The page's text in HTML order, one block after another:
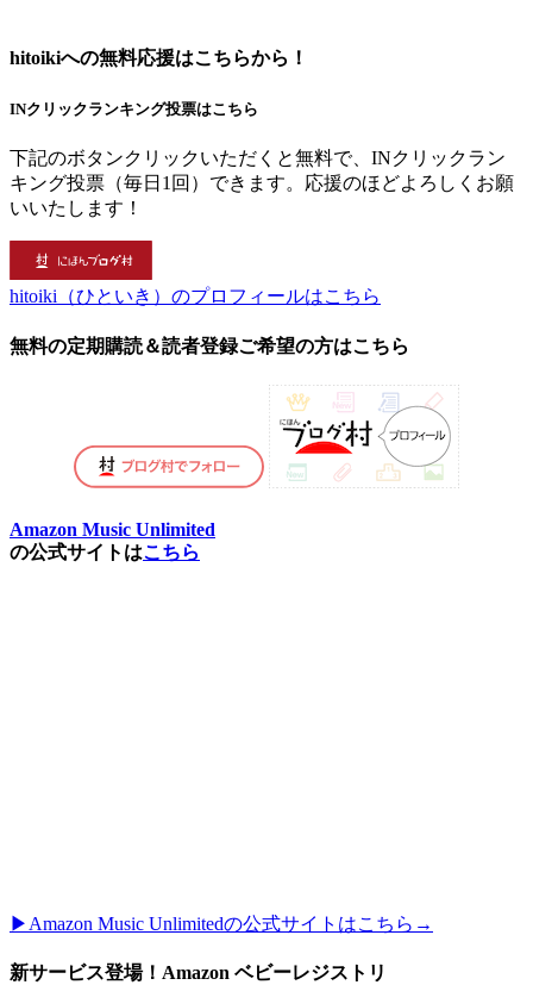
hitoikiへの無料応援はこちらから！
INクリックランキング投票はこちら
下記のボタンクリックいただくと無料で、INクリックラン
キング投票（毎日1回）できます。応援のほどよろしくお願
いいたします！
hitoiki（ひといき）のプロフィールはこちら
無料の定期購読＆読者登録ご希望の方はこちら
Amazon Music Unlimited
の公式サイトはこちら
▶︎Amazon Music Unlimitedの公式サイトはこちら→
新サービス登場！Amazon ベビーレジストリ